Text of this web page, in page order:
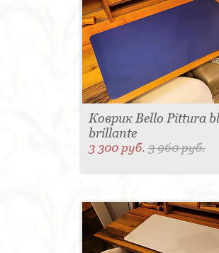
Коврик Bello Pittura
brillante
3 300 руб.3 960 руб.